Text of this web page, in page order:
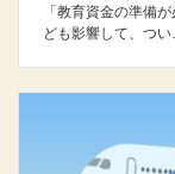
「教育資金の準備
ども影響して、つ